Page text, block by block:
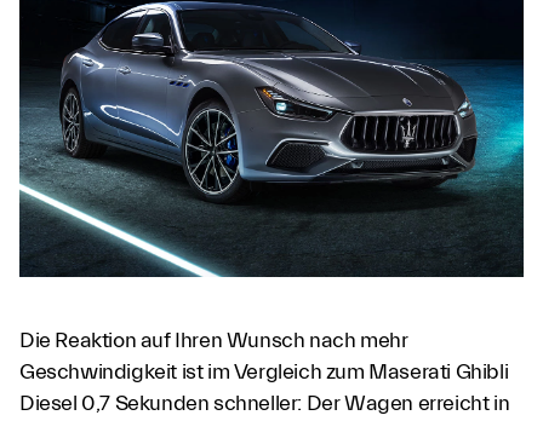
Die Reaktion auf Ihren Wunsch nach mehr
Geschwindigkeit ist im Vergleich zum Maserati Ghibli
Diesel 0,7 Sekunden schneller: Der Wagen erreicht in